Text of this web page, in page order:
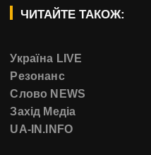
ЧИТАЙТЕ ТАКОЖ:
Україна LIVE
Резонанс
Слово NEWS
Захід Медіа
UA-IN.INFO